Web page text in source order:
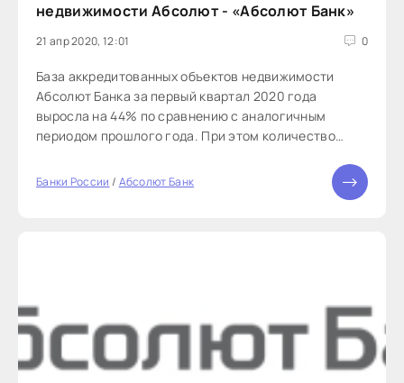
недвижимости Абсолют - «Абсолют Банк»
21 апр 2020, 12:01 0
База аккредитованных объектов недвижимости
Абсолют Банка за первый квартал 2020 года
выросла на 44% по сравнению с аналогичным
периодом прошлого года. При этом количество
платформе Банка, увеличилось на 35% за тот же
Банки России / Абсолют Банк